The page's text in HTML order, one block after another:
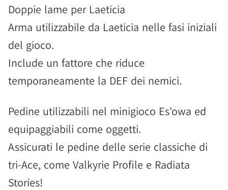
Doppie lame per Laeticia
Arma utilizzabile da Laeticia nelle fasi iniziali
del gioco.
Include un fattore che riduce
temporaneamente la DEF dei nemici.
Pedine utilizzabili nel minigioco Es'owa ed
equipaggiabili come oggetti.
Assicurati le pedine delle serie classiche di
tri-Ace, come Valkyrie Profile e Radiata
Stories!